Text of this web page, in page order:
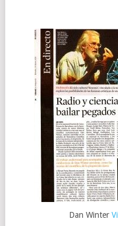
Dan Winter